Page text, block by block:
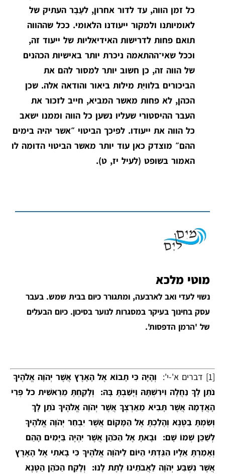
כל זמן הווה, עד לדור אחרון, לעָבָר העתיק של
לאומיותנו ולמקור ייעודנו הלאומי. ככל שההווה
תואם פחות לדרישות האידיאליות של ייעוד זה,
וככל שאי־ההתאמה ניכרת יותר באישיות הכהנים
של הווה זה, כן חשוב יותר למסור להם את
הביכורים בלִוויַת מילות ביאור והודאה אלה. שכן
הכהן, לא פחות מאשר המביא, חייב לזכור את
העבר ההיסטורי שעליו נשען כל הווה וממנו ישאב
כל הווה את ייעודו. לפיכך הביטוי ״אשר יהיה בימים
ההם״ מוצדק כאן עוד יותר מאשר הביטוי הדומה לו
האמור בשופט (לעיל יז, ט).
מוטי מלכא
נשוי לעדי ואב לארבעה, ומתגורר כיום בבית שמש. בעבר
עסק בחינוך בעיקר במסגרות לנוער בסיכון. כיום הבעלים
של 'הרמן הדפסות'.
[1] דברים א'-י': וְהָיָה כִּי תָבוֹא אֶל הָאָרֶץ אֲשֶׁר יְהֹוָה אֱלֹהֶיךָ
נֹתֵן לְךָ נַחֲלָה וִירִשְׁתָּהּ וְיָשַׁבְתָּ בָּהּ: וְלָקַחְתָּ מֵרֵאשִׁית כל פְּרִי
הָאֲדָמָה אֲשֶׁר תָּבִיא מֵאַרְצְךָ אֲשֶׁר יְהֹוָה אֱלֹהֶיךָ נֹתֵן לָךְ
וְשַׂמְתָּ בַטֶּנֶא וְהָלַכְתָּ אֶל הַמָּקוֹם אֲשֶׁר יִבְחַר יְהֹוָה אֱלֹהֶיךָ
לְשַׁכֵּן שְׁמוֹ שָׁם: וּבָאתָ אֶל הַכֹּהֵן אֲשֶׁר יִהְיֶה בַּיָּמִים הָהֵם
וְאָמַרְתָּ אֵלָיו הִגַּדְתִּי הַיּוֹם לַיהֹוָה אֱלֹהֶיךָ כִּי בָאתִי אֶל הָאָרֶץ
אֲשֶׁר נִשְׁבַּע יְהֹוָה לַאֲבֹתֵינוּ לָתֶת לָנוּ: וְלָקַח הַכֹּהֵן הַטֶּנֶא